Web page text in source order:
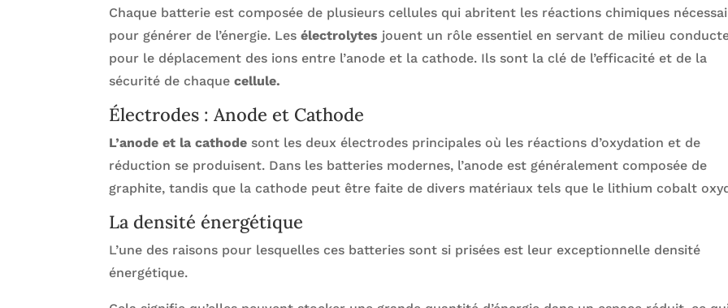
Chaque batterie est composée de plusieurs cellules qui abritent les réactions chimiques
pour générer de l’énergie. Lesélectrolytes jouent un rôle essentiel en servant de milieu
pour le déplacement des ions entre l’anode et la cathode. Ils sont la clé de l’efficacité et de la
sécurité de chaquecellule.
Électrodes : Anode et Cathode
L’anode et la cathode sont les deux électrodes principales où les réactions d’oxydation et de
réduction se produisent. Dans les batteries modernes, l’anode est généralement composée de
graphite, tandis que la cathode peut être faite de divers matériaux tels que le lithium cobalt
La densité énergétique
L’une des raisons pour lesquelles ces batteries sont si prisées est leur exceptionnelle densité
énergétique.